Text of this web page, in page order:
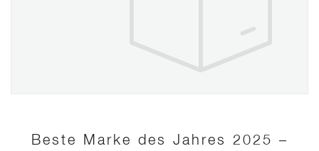
Beste Marke des Jahres 2025 –